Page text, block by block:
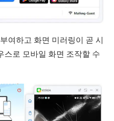
여하고 화면 미러링이 곧 시
스로 모바일 화면 조작할 수